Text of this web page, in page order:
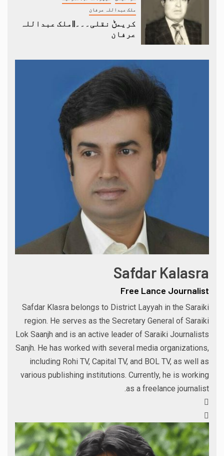
ملک عبداللہ عرفان
کریمݨ نقلی۔۔۔||ملک عبداللہ
عرفان
Safdar Kalasra
Free Lance Journalist
Safdar Klasra belongs to District Layyah in the Saraiki
region. He serves as the Secretary General of Saraiki
Lok Saanjh and is an active leader of Saraiki Journalists
Sanjh. He has worked with several media organizations,
including Rohi TV, Capital TV, and BOL TV, as well as
various publishing institutions. Currently, he is working
as a freelance journalist.